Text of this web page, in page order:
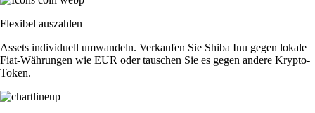
Flexibel auszahlen
Assets individuell umwandeln. Verkaufen Sie Shiba Inu gegen lokale
Fiat-Währungen wie EUR oder tauschen Sie es gegen andere Krypto-
Token.